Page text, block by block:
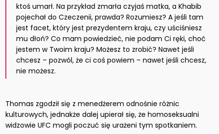
ktoś umarł. Na przykład zmarła czyjaś matka, a Khabib
pojechał do Czeczenii, prawda? Rozumiesz? A jeśli tam
jest facet, który jest prezydentem kraju, czy uściśniesz
mu dłoń? Co mam powiedzieć, nie podam Ci ręki, choć
jestem w Twoim kraju? Możesz to zrobić? Nawet jeśli
chcesz – pozwól, że ci coś powiem – nawet jeśli chcesz,
nie możesz.
Thomas zgodził się z menedżerem odnośnie różnic
kulturowych, jednakże dalej upierał się, że homoseksualni
widzowie UFC mogli poczuć się urażeni tym spotkaniem.